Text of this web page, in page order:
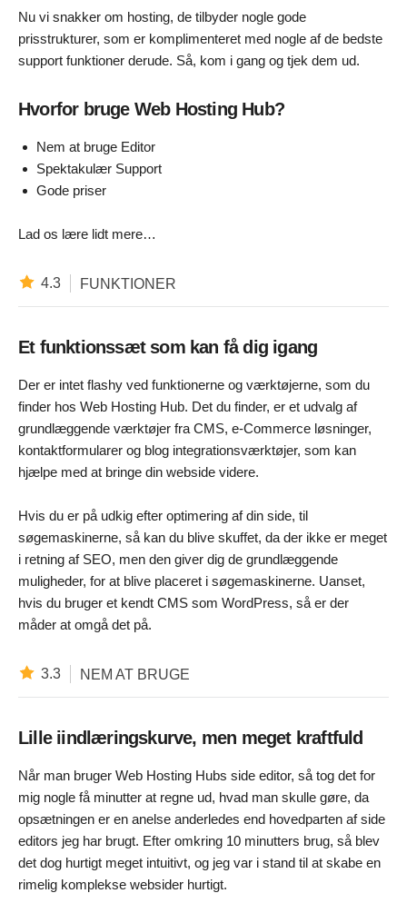
Nu vi snakker om hosting, de tilbyder nogle gode
prisstrukturer, som er komplimenteret med nogle af de bedste
support funktioner derude. Så, kom i gang og tjek dem ud.
Hvorfor bruge Web Hosting Hub?
Nem at bruge Editor
Spektakulær Support
Gode priser
Lad os lære lidt mere…
4.3 FUNKTIONER
Et funktionssæt som kan få dig igang
Der er intet flashy ved funktionerne og værktøjerne, som du
finder hos Web Hosting Hub. Det du finder, er et udvalg af
grundlæggende værktøjer fra CMS, e-Commerce løsninger,
kontaktformularer og blog integrationsværktøjer, som kan
hjælpe med at bringe din webside videre.
Hvis du er på udkig efter optimering af din side, til
søgemaskinerne, så kan du blive skuffet, da der ikke er meget
i retning af SEO, men den giver dig de grundlæggende
muligheder, for at blive placeret i søgemaskinerne. Uanset,
hvis du bruger et kendt CMS som WordPress, så er der
måder at omgå det på.
3.3 NEM AT BRUGE
Lille iindlæringskurve, men meget kraftfuld
Når man bruger Web Hosting Hubs side editor, så tog det for
mig nogle få minutter at regne ud, hvad man skulle gøre, da
opsætningen er en anelse anderledes end hovedparten af side
editors jeg har brugt. Efter omkring 10 minutters brug, så blev
det dog hurtigt meget intuitivt, og jeg var i stand til at skabe en
rimelig komplekse websider hurtigt.